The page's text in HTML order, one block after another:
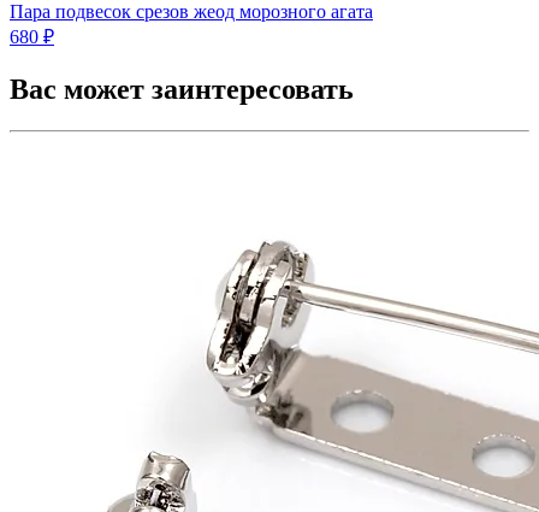
Пара подвесок срезов жеод морозного агата
680 ₽
Вас может заинтересовать